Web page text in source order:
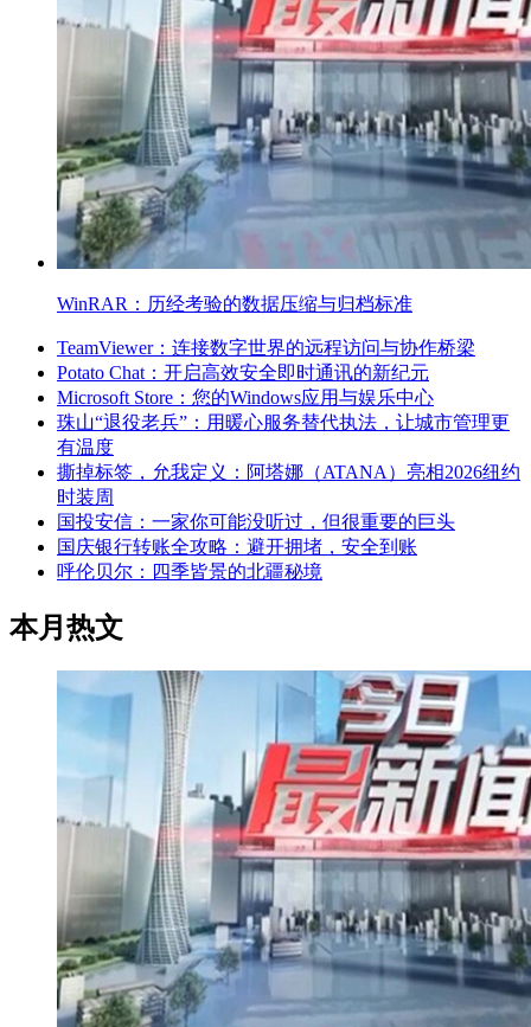
WinRAR：历经考验的数据压缩与归档标准
TeamViewer：连接数字世界的远程访问与协作桥梁
Potato Chat：开启高效安全即时通讯的新纪元
Microsoft Store：您的Windows应用与娱乐中心
珠山“退役老兵”：用暖心服务替代执法，让城市管理更
有温度
撕掉标签，允我定义：阿塔娜（ATANA）亮相2026纽约
时装周
国投安信：一家你可能没听过，但很重要的巨头
国庆银行转账全攻略：避开拥堵，安全到账
呼伦贝尔：四季皆景的北疆秘境
本月热文